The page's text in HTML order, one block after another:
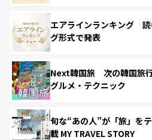
エアラインランキング 読
グ形式で発表
Next韓国旅 次の韓国旅
グルメ・テクニック
旬な“あの人”が「旅」を
載 MY TRAVEL STORY